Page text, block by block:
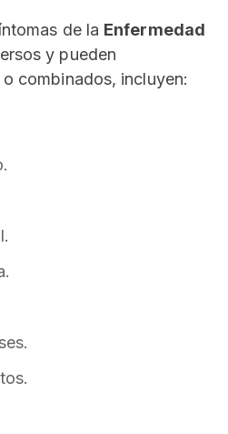
de la Enfermedad
y pueden
combinados, incluyen: